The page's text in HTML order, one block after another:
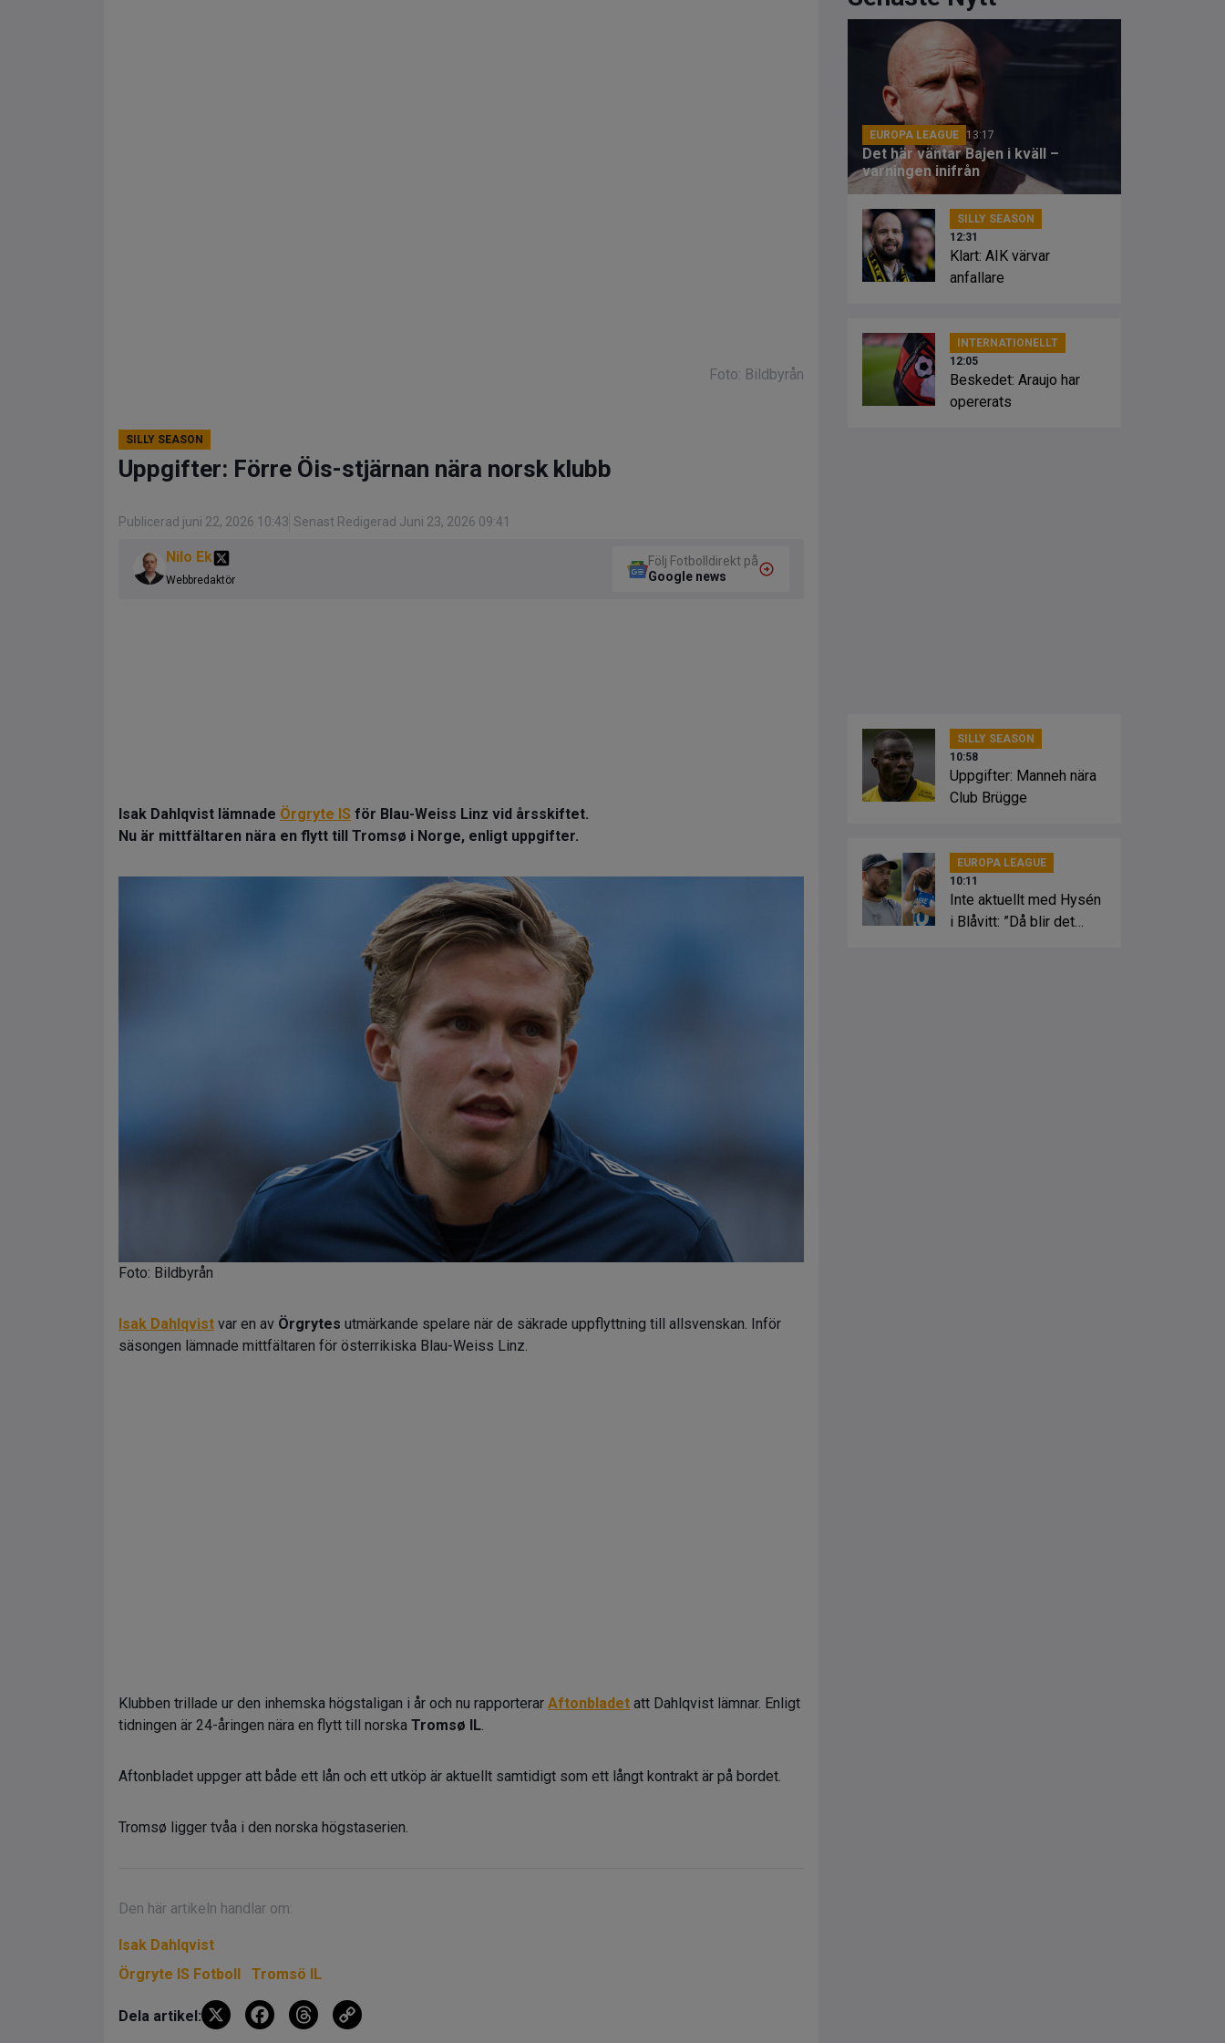
Foto: Bildbyrån
SILLY SEASON
Uppgifter: Förre Öis-stjärnan nära norsk klubb
Publicerad juni 22, 2026 10:43 Senast Redigerad Juni 23, 2026 09:41
Nilo Ek
Webbredaktör
Följ Fotbolldirekt på
Google news
Isak Dahlqvist lämnade Örgryte IS för Blau-Weiss Linz vid årsskiftet.
Nu är mittfältaren nära en flytt till Tromsø i Norge, enligt uppgifter.
Foto: Bildbyrån
Isak Dahlqvist var en av Örgrytes utmärkande spelare när de säkrade uppflyttning till allsvenskan. Inför
säsongen lämnade mittfältaren för österrikiska Blau-Weiss Linz.
Klubben trillade ur den inhemska högstaligan i år och nu rapporterar Aftonbladet att Dahlqvist lämnar. Enligt
tidningen är 24-åringen nära en flytt till norska Tromsø IL.
Aftonbladet uppger att både ett lån och ett utköp är aktuellt samtidigt som ett långt kontrakt är på bordet.
Tromsø ligger tvåa i den norska högstaserien.
Den här artikeln handlar om:
Isak Dahlqvist
Örgryte IS Fotboll
Tromsö IL
Dela artikel: X
F
T
EUROPA LEAGUE 13:17
Det här väntar Bajen i kväll –
varningen inifrån
SILLY SEASON
12:31
Klart: AIK värvar
anfallare
INTERNATIONELLT
12:05
Beskedet: Araujo har
opererats
SILLY SEASON
10:58
Uppgifter: Manneh nära
Club Brügge
EUROPA LEAGUE
10:11
Inte aktuellt med Hysén
i Blåvitt: ”Då blir det